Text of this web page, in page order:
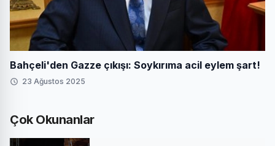
Bahçeli'den Gazze çıkışı: Soykırıma acil eylem şart!
23 Ağustos 2025
Çok Okunanlar